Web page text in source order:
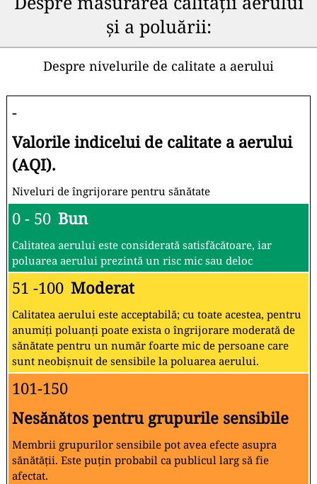
și a poluării:
Despre nivelurile de calitate a aerului
-
Valorile indicelui de calitate a aerului
(AQI).
Niveluri de îngrijorare pentru sănătate
0 - 50 Bun
Calitatea aerului este considerată satisfăcătoare, iar
poluarea aerului prezintă un risc mic sau deloc
51 -100 Moderat
Calitatea aerului este acceptabilă; cu toate acestea, pentru
anumiți poluanți poate exista o îngrijorare moderată de
sănătate pentru un număr foarte mic de persoane care
sunt neobișnuit de sensibile la poluarea aerului.
101-150
Nesănătos pentru grupurile sensibile
Membrii grupurilor sensibile pot avea efecte asupra
sănătății. Este puțin probabil ca publicul larg să fie
afectat.